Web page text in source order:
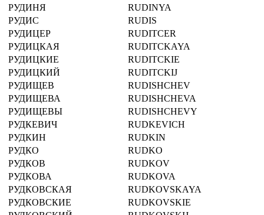
РУДИНЯ
RUDINYA
РУДИС
RUDIS
РУДИЦЕР
RUDITCER
РУДИЦКАЯ
RUDITCKAYA
РУДИЦКИЕ
RUDITCKIE
РУДИЦКИЙ
RUDITCKIJ
РУДИЩЕВ
RUDISHCHEV
РУДИЩЕВА
RUDISHCHEVA
РУДИЩЕВЫ
RUDISHCHEVY
РУДКЕВИЧ
RUDKEVICH
РУДКИН
RUDKIN
РУДКО
RUDKO
РУДКОВ
RUDKOV
РУДКОВА
RUDKOVA
РУДКОВСКАЯ
RUDKOVSKAYA
РУДКОВСКИЕ
RUDKOVSKIE